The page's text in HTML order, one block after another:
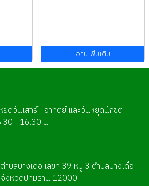
อ่านเพิ่มเติม
ดวันเสาร์ - อาทิตย์ และวันหยุดนักขัต
- 16.30 น.
ำบลบางเดื่อ เลขที่ 39 หมู่ 3 ตำบลบางเดื่อ
จังหวัดปทุมธานี 12000